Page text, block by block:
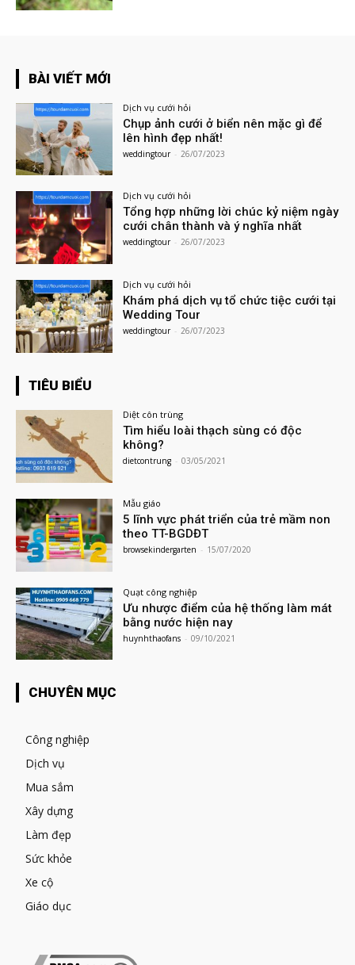
BÀI VIẾT MỚI
Dịch vụ cưới hỏi
Chụp ảnh cưới ở biển nên mặc gì để
lên hình đẹp nhất!
weddingtour - 26/07/2023
Dịch vụ cưới hỏi
Tổng hợp những lời chúc kỷ niệm ngày
cưới chân thành và ý nghĩa nhất
weddingtour - 26/07/2023
Dịch vụ cưới hỏi
Khám phá dịch vụ tổ chức tiệc cưới tại
Wedding Tour
weddingtour - 26/07/2023
TIÊU BIỂU
Diệt côn trùng
Tìm hiểu loài thạch sùng có độc
không?
dietcontrung - 03/05/2021
Mẫu giáo
5 lĩnh vực phát triển của trẻ mầm non
theo TT-BGDĐT
browsekindergarten - 15/07/2020
Quạt công nghiệp
Ưu nhược điểm của hệ thống làm mát
bằng nước hiện nay
huynhthaofans - 09/10/2021
CHUYÊN MỤC
Công nghiệp
Dịch vụ
Mua sắm
Xây dựng
Làm đẹp
Sức khỏe
Xe cộ
Giáo dục